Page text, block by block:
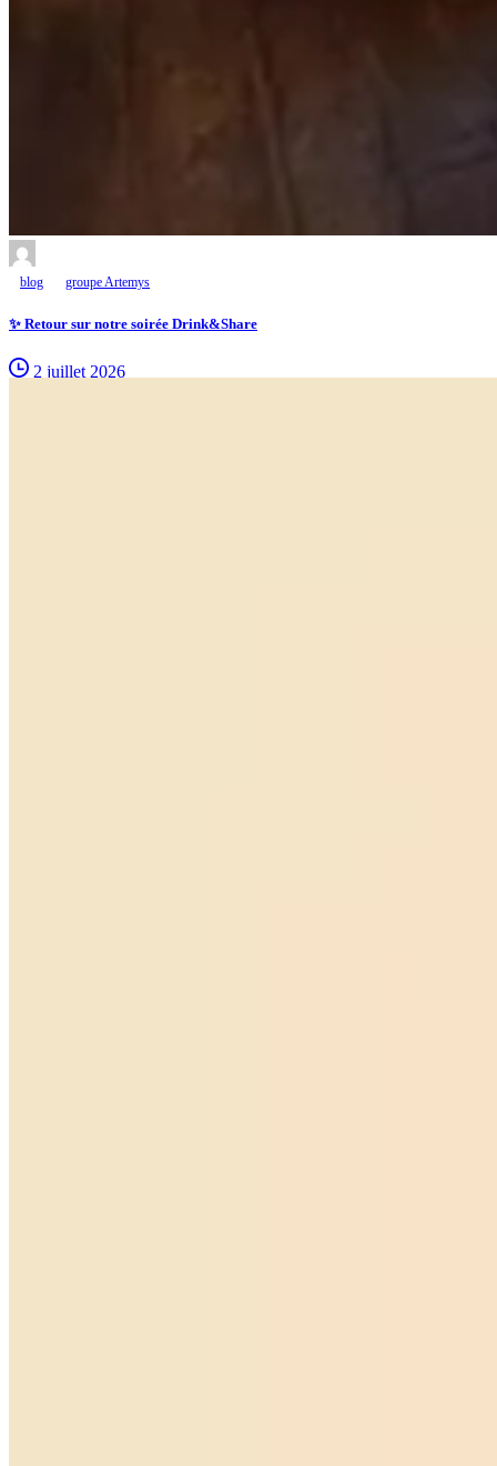
blog groupe Artemys
✨ Retour sur notre soirée Drink&Share
2 juillet 2026